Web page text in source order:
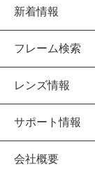
新着情報
フレーム検索
レンズ情報
サポート情報
会社概要